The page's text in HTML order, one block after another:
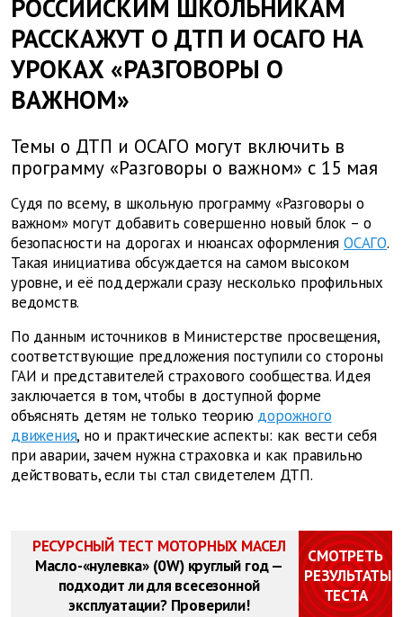
РОССИЙСКИМ ШКОЛЬНИКАМ
РАССКАЖУТ О ДТП И ОСАГО НА
УРОКАХ «РАЗГОВОРЫ О
ВАЖНОМ»
Темы о ДТП и ОСАГО могут включить в
программу «Разговоры о важном» с 15 мая
Судя по всему, в школьную программу «Разговоры о
важном» могут добавить совершенно новый блок – о
безопасности на дорогах и нюансах оформления ОСАГО.
Такая инициатива обсуждается на самом высоком
уровне, и её поддержали сразу несколько профильных
ведомств.
По данным источников в Министерстве просвещения,
соответствующие предложения поступили со стороны
ГАИ и представителей страхового сообщества. Идея
заключается в том, чтобы в доступной форме
объяснять детям не только теорию дорожного
движения, но и практические аспекты: как вести себя
при аварии, зачем нужна страховка и как правильно
действовать, если ты стал свидетелем ДТП.
РЕСУРСНЫЙ ТЕСТ МОТОРНЫХ МАСЕЛ
Масло-«нулевка» (0W) круглый год —
подходит ли для всесезонной
эксплуатации? Проверили!
СМОТРЕТЬ
РЕЗУЛЬТАТЫ
ТЕСТА